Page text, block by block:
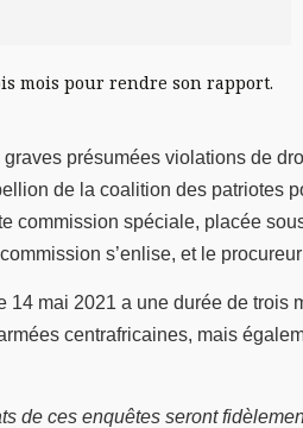
mois pour rendre son rapport.
présumées violations de
de la coalition des
spéciale, placée
s’enlise, et le
mai 2021 a une durée de
centrafricaines, mais
de ces enquêtes seront